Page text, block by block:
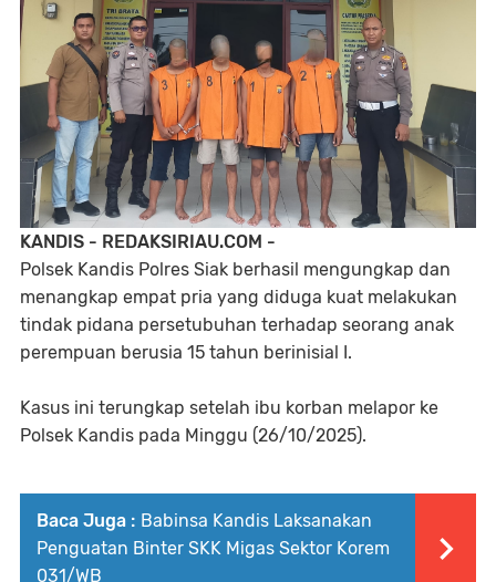
KANDIS - REDAKSIRIAU.COM -
Polsek Kandis Polres Siak berhasil mengungkap dan
menangkap empat pria yang diduga kuat melakukan
tindak pidana persetubuhan terhadap seorang anak
perempuan berusia 15 tahun berinisial I.
Kasus ini terungkap setelah ibu korban melapor ke
Polsek Kandis pada Minggu (26/10/2025).
Baca Juga : Babinsa Kandis Laksanakan
Penguatan Binter SKK Migas Sektor Korem
031/WB